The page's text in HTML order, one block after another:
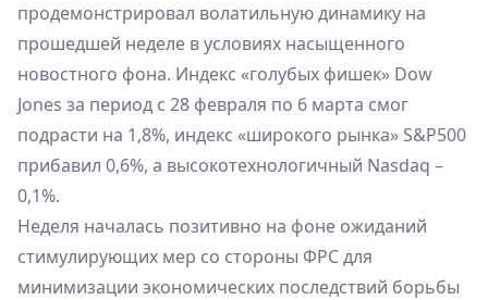
продемонстрировал волатильную динамику на
прошедшей неделе в условиях насыщенного
новостного фона. Индекс «голубых фишек» Dow
Jones за период с 28 февраля по 6 марта смог
подрасти на 1,8%, индекс «широкого рынка» S&P500
прибавил 0,6%, а высокотехнологичный Nasdaq –
0,1%.
Неделя началась позитивно на фоне ожиданий
стимулирующих мер со стороны ФРС для
минимизации экономических последствий борьбы